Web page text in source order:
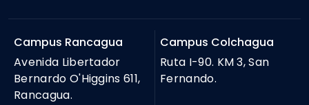
Campus Rancagua
Avenida Libertador
Bernardo O'Higgins 611,
Rancagua.
Campus Colchagua
Ruta I-90. KM 3, San
Fernando.